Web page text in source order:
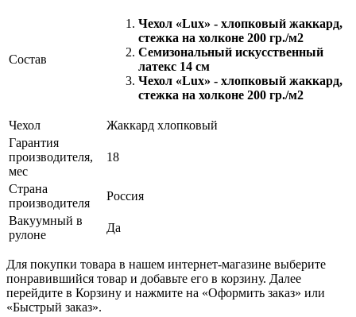
Состав
Чехол «Lux» - хлопковый жаккард,
стежка на холконе 200 гр./м2
Семизональный искусственный
латекс 14 см
Чехол «Lux» - хлопковый жаккард,
стежка на холконе 200 гр./м2
Чехол
Жаккард хлопковый
Гарантия
производителя,
мес
18
Страна
производителя
Россия
Вакуумный в
рулоне
Да
Для покупки товара в нашем интернет-магазине выберите
понравившийся товар и добавьте его в корзину. Далее
перейдите в Корзину и нажмите на «Оформить заказ» или
«Быстрый заказ».